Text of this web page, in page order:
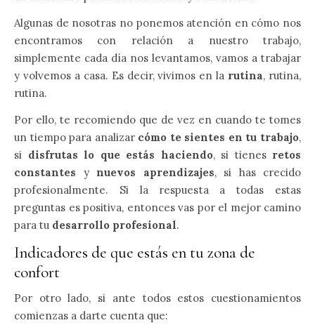
Algunas de nosotras no ponemos atención en cómo nos
encontramos con relación a nuestro trabajo,
simplemente cada día nos levantamos, vamos a trabajar
y volvemos a casa. Es decir, vivimos en la rutina, rutina,
rutina.
Por ello, te recomiendo que de vez en cuando te tomes
un tiempo para analizar cómo te sientes en tu trabajo,
si disfrutas lo que estás haciendo, si tienes retos
constantes y nuevos aprendizajes, si has crecido
profesionalmente. Si la respuesta a todas estas
preguntas es positiva, entonces vas por el mejor camino
para tu desarrollo profesional.
Indicadores de que estás en tu zona de
confort
Por otro lado, si ante todos estos cuestionamientos
comienzas a darte cuenta que: